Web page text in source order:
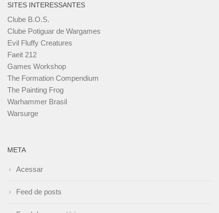
SITES INTERESSANTES
Clube B.O.S.
Clube Potiguar de Wargames
Evil Fluffy Creatures
Faeit 212
Games Workshop
The Formation Compendium
The Painting Frog
Warhammer Brasil
Warsurge
META
Acessar
Feed de posts